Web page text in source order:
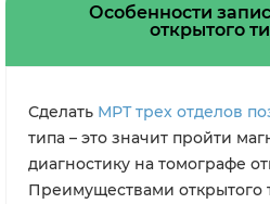
Особенности
открытого
Сделать МРТ трех отделов
типа – это значит пройти
диагностику на томографе
Преимуществами открытого